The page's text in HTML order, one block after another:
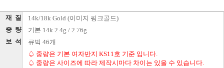
재 질 14k/18k Gold (이미지 핑크골드)
중 량 기본 14k 2.4g / 2.76g
보 석 큐빅 46개
♤ 중량은 기본 여자반지 KS11호 기준 입니다.
♤ 중량은 사이즈에 따라 제작시마다 차이는 있을 수 있습니다.